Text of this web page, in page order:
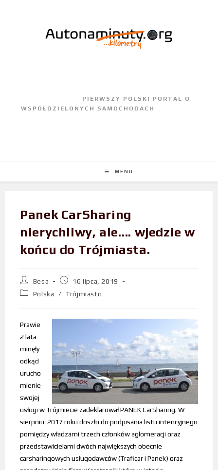
MENU
Panek CarSharing
nierychliwy, ale…. wjedzie w
końcu do Trójmiasta.
Besa
16 lipca, 2019
Polska
/ Trójmiasto
Prawie
2 lata
minęły
odkąd
urucho
mienie
swojej
usługi w Trójmiecie zadeklarował PANEK CarSharing. W
sierpniu 2017 roku doszło do podpisania listu intencyjnego
pomiędzy władzami trzech członków aglomeracji oraz
przedstawicielami dwóch największych obecnie
carsharingowych usługodawców (Traficar i Panek) oraz